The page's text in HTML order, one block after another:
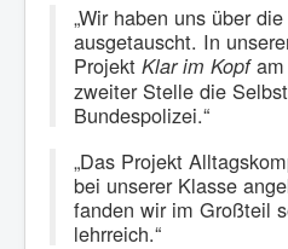
„Wir haben uns über
ausgetauscht. In
Projekt Klar im Kopfam
zweiter Stelle die
Bundespolizei.“
„Das Projekt
bei unserer Klasse
fanden wir im Großteil
lehrreich.“